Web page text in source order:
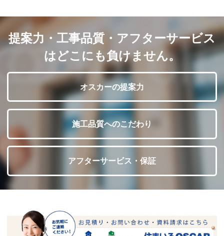
提案力・工事品質・アフターサービス
はどこにも負けません。
オスカーの提案力
施工品質へのこだわり
アフターサービス・保証